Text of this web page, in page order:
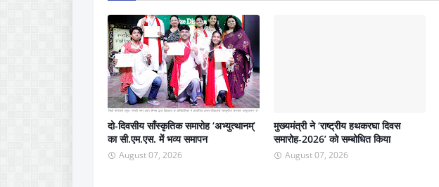
दो-दिवसीय साँस्कृतिक समारोह ‘अभ्युत्थानम्’
का सी.एम.एस. में भव्य समापन
August 07, 2026
मुख्यमंत्री ने ‘राष्ट्रीय हथकरघा दिवस
समारोह-2026’ को सम्बोधित किया
August 07, 2026